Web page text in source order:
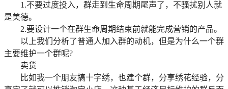
1.不要过度投入，群走到生命周期尾声了，不骚扰别人就
是美德。
2.要设计一个在群生命周期结束前就能完成营销的产品。
以上我们分析了普通人加入群的动机，但是为什么一个群
主要维护一个群呢?
卖货
比如我一个朋友搞十字绣，也建个群，分享绣花经验，分